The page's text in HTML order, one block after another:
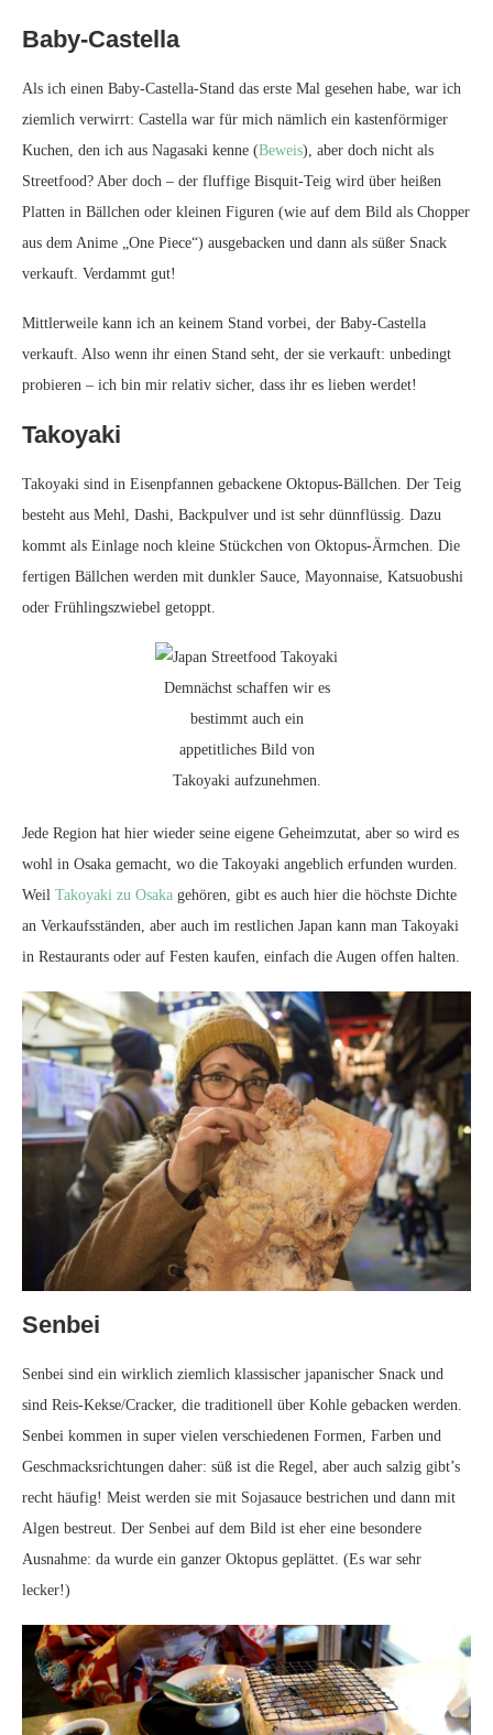
Baby-Castella
Als ich einen Baby-Castella-Stand das erste Mal gesehen habe, war ich
ziemlich verwirrt: Castella war für mich nämlich ein kastenförmiger
Kuchen, den ich aus Nagasaki kenne (Beweis), aber doch nicht als
Streetfood? Aber doch – der fluffige Bisquit-Teig wird über heißen
Platten in Bällchen oder kleinen Figuren (wie auf dem Bild als Chopper
aus dem Anime „One Piece“) ausgebacken und dann als süßer Snack
verkauft. Verdammt gut!
Mittlerweile kann ich an keinem Stand vorbei, der Baby-Castella
verkauft. Also wenn ihr einen Stand seht, der sie verkauft: unbedingt
probieren – ich bin mir relativ sicher, dass ihr es lieben werdet!
Takoyaki
Takoyaki sind in Eisenpfannen gebackene Oktopus-Bällchen. Der Teig
besteht aus Mehl, Dashi, Backpulver und ist sehr dünnflüssig. Dazu
kommt als Einlage noch kleine Stückchen von Oktopus-Ärmchen. Die
fertigen Bällchen werden mit dunkler Sauce, Mayonnaise, Katsuobushi
oder Frühlingszwiebel getoppt.
Demnächst schaffen wir es
bestimmt auch ein
appetitliches Bild von
Takoyaki aufzunehmen.
Jede Region hat hier wieder seine eigene Geheimzutat, aber so wird es
wohl in Osaka gemacht, wo die Takoyaki angeblich erfunden wurden.
Weil Takoyaki zu Osaka gehören, gibt es auch hier die höchste Dichte
an Verkaufsständen, aber auch im restlichen Japan kann man Takoyaki
in Restaurants oder auf Festen kaufen, einfach die Augen offen halten.
Senbei
Senbei sind ein wirklich ziemlich klassischer japanischer Snack und
sind Reis-Kekse/Cracker, die traditionell über Kohle gebacken werden.
Senbei kommen in super vielen verschiedenen Formen, Farben und
Geschmacksrichtungen daher: süß ist die Regel, aber auch salzig gibt’s
recht häufig! Meist werden sie mit Sojasauce bestrichen und dann mit
Algen bestreut. Der Senbei auf dem Bild ist eher eine besondere
Ausnahme: da wurde ein ganzer Oktopus geplättet. (Es war sehr
lecker!)